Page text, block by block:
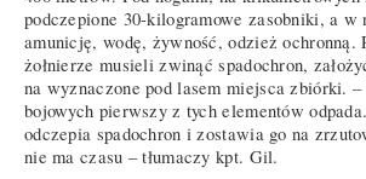
podczepione 30-kilogramowe zasobniki, a
amunicję, wodę, żywność, odzież ochronną.
żołnierze musieli zwinąć spadochron,
na wyznaczone pod lasem miejsca zbiórki.
bojowych pierwszy z tych elementów
odczepia spadochron i zostawia go na
nie ma czasu – tłumaczy kpt. Gil.